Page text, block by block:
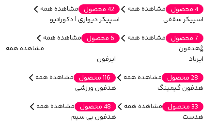
4 محصول
مشاهده همه
42 محصول
مشاهده همه
اسپیکر سقفی
7 محصول
مشاهده همه
اسپیکر دیواری | دکوراتیو
6 محصول
مشاهده همه
هدفون
مشاهده همه
ایرباد
28 محصول
مشاهده همه
ایرفون
116 محصول
مشاهده همه
هدفون گیمینگ
33 محصول
مشاهده همه
هدفون ورزشی
48 محصول
مشاهده همه
هدست
هدفون بی سیم